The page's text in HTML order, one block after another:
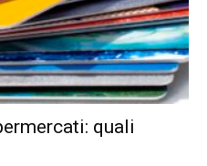
quali